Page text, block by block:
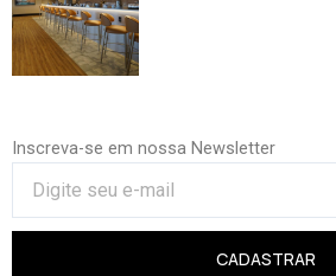
Inscreva-se em nossa Newsletter
CADASTRAR